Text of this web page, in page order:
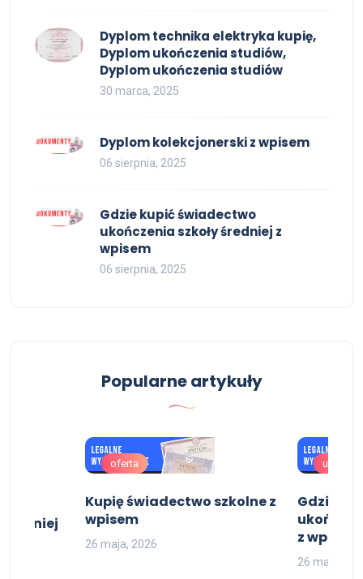
Dyplom technika elektryka kupię,
Dyplom ukończenia studiów,
Dyplom ukończenia studiów
30 marca, 2025
Dyplom kolekcjonerski z wpisem
06 sierpnia, 2025
Gdzie kupić świadectwo
ukończenia szkoły średniej z
wpisem
06 sierpnia, 2025
Popularne artykuły
średniej
oferta
Kupię świadectwo szkolne z
wpisem
26 maja, 2026
uslugi
Gdzie
z wpisem
26 maja,